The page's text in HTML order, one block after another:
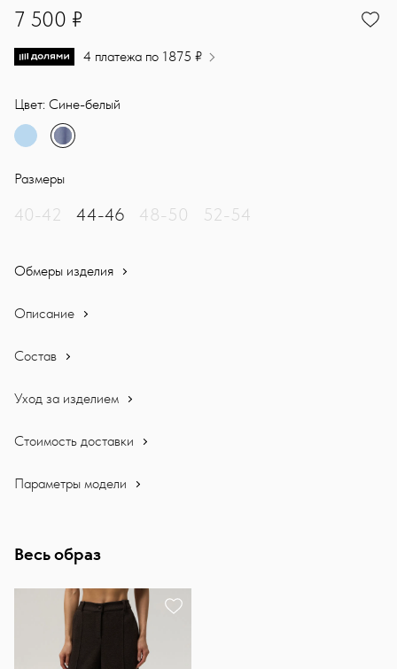
7500
7 500 ₽
4 платежа по 1875 ₽
Цвет: Сине-белый
Размеры
40-42 44-46 48-50 52-54
Обмеры изделия
Описание
Состав
Уход за изделием
Стоимость доставки
Параметры модели
Весь образ